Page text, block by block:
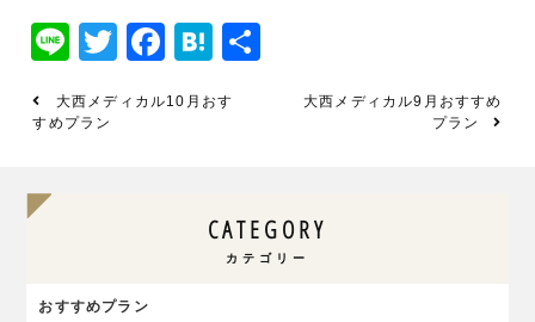
LineTwitter
Facebook
Hatena
大西メディカル10月おす
すめプラン
大西メディカル9月おすすめ
プラン
CATEGORY
カテゴリー
おすすめプラン